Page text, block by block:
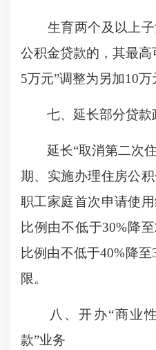
生育两个及以上子
公积金贷款的，其最高
5万元”调整为另加10万
七、延长部分贷款
延长“取消第二次住
期、实施办理住房公
职工家庭首次申请使
比例由不低于30%降
比例由不低于40%降
限。
八、开办“商业性
款”业务